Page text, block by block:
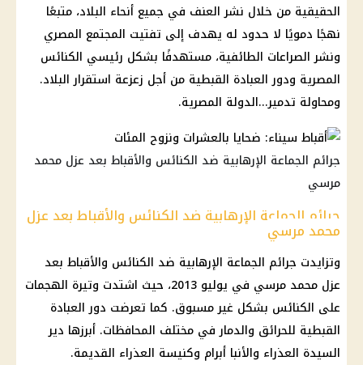
الحقيقية من خلال نشر العنف في جميع أنحاء البلاد، متبعًا
نهجًا دمويًا لا حدود له يهدف إلى تفتيت المجتمع المصري
ونشر الصراعات الطائفية، مستهدفًا بشكل رئيسي الكنائس
المصرية ودور العبادة القبطية من أجل زعزعة استقرار البلاد.
ومحاولة تدمير...الدولة المصرية.
جرائم الجماعة الإرهابية ضد الكنائس والأقباط بعد عزل محمد
مرسي
جرائم الجماعة الإرهابية ضد الكنائس والأقباط بعد عزل
محمد مرسي
وتزايدت جرائم الجماعة الإرهابية ضد الكنائس والأقباط بعد
عزل محمد مرسي في يوليو 2013، حيث اشتدت وتيرة الهجمات
على الكنائس بشكل غير مسبوق. كما تعرضت دور العبادة
القبطية للحرائق والدمار في مختلف المحافظات. أبرزها دير
السيدة العذراء والأنبا أبرام وكنيسة العذراء القديمة.